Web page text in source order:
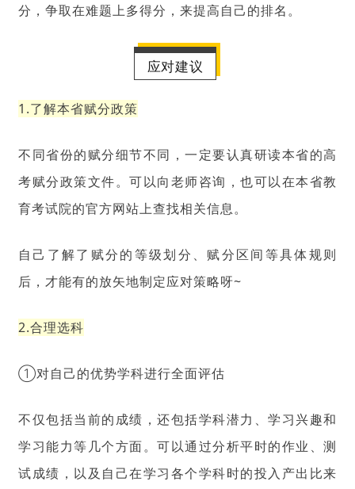
分，争取在难题上多得分，来提高自己的排名。
应对建议
1.了解本省赋分政策
不同省份的赋分细节不同，一定要认真研读本省的高
考赋分政策文件。可以向老师咨询，也可以在本省教
育考试院的官方网站上查找相关信息。
自己了解了赋分的等级划分、赋分区间等具体规则
后，才能有的放矢地制定应对策略呀~
2.合理选科
①对自己的优势学科进行全面评估
不仅包括当前的成绩，还包括学科潜力、学习兴趣和
学习能力等几个方面。可以通过分析平时的作业、测
试成绩，以及自己在学习各个学科时的投入产出比来